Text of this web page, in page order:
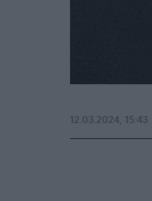
12.03.2024, 15:43